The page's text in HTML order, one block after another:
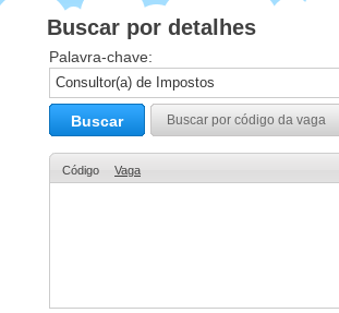
Buscar por detalhes
Palavra-chave:
Buscar Buscar por código da vaga
Código Vaga